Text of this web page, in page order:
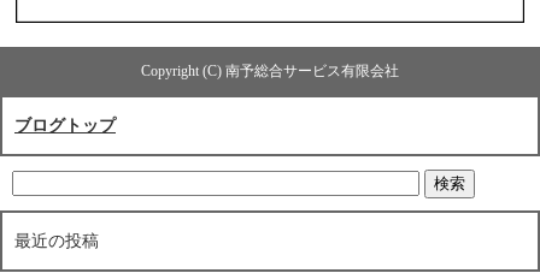
Copyright (C) 南予総合サービス有限会社
ブログトップ
最近の投稿